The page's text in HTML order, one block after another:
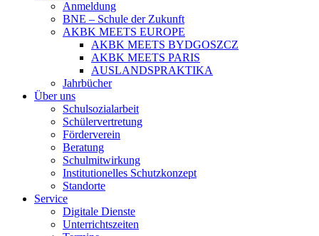
Anmeldung
BNE – Schule der Zukunft
AKBK MEETS EUROPE
AKBK MEETS BYDGOSZCZ
AKBK MEETS PARIS
AUSLANDSPRAKTIKA
Jahrbücher
Über uns
Schulsozialarbeit
Schülervertretung
Förderverein
Beratung
Schulmitwirkung
Institutionelles Schutzkonzept
Standorte
Service
Digitale Dienste
Unterrichtszeiten